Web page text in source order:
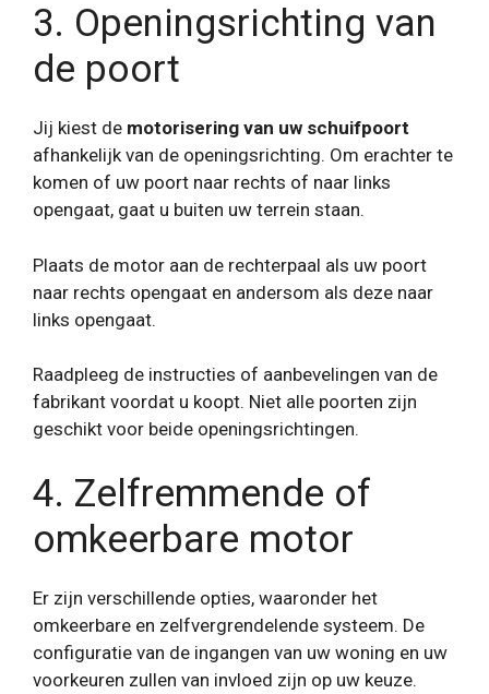
3. Openingsrichting van
de poort
Jij kiest de motorisering van uw schuifpoort
afhankelijk van de openingsrichting. Om erachter te
komen of uw poort naar rechts of naar links
opengaat, gaat u buiten uw terrein staan.
Plaats de motor aan de rechterpaal als uw poort
naar rechts opengaat en andersom als deze naar
links opengaat.
Raadpleeg de instructies of aanbevelingen van de
fabrikant voordat u koopt. Niet alle poorten zijn
geschikt voor beide openingsrichtingen.
4. Zelfremmende of
omkeerbare motor
Er zijn verschillende opties, waaronder het
omkeerbare en zelfvergrendelende systeem. De
configuratie van de ingangen van uw woning en uw
voorkeuren zullen van invloed zijn op uw keuze.